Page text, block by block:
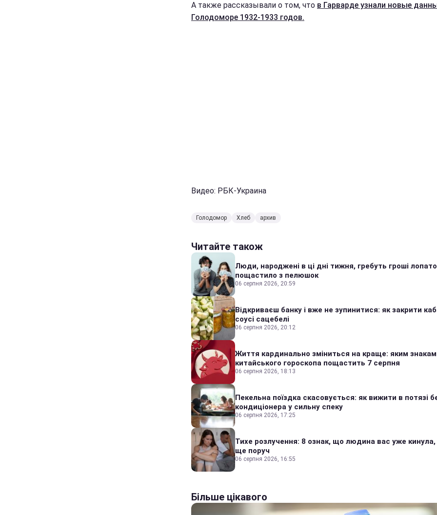
А также рассказывали о том, что в Гарварде узнали новые
Голодоморе 1932-1933 годов.
Видео: РБК-Украина
Голодомор Хлеб архив
Читайте також
Люди, народжені в ці дні тижня, гребуть гроші
пощастило з пелюшок
06 серпня 2026, 20:59
Відкриваєш банку і вже не зупинитися: як закрити
соусі сацебелі
06 серпня 2026, 20:12
Життя кардинально зміниться на краще: яким знакам
китайського гороскопа пощастить 7 серпня
06 серпня 2026, 18:13
Пекельна поїздка скасовується: як вижити в потязі
кондиціонера у сильну спеку
06 серпня 2026, 17:25
Тихе розлучення: 8 ознак, що людина вас уже кинула,
ще поруч
06 серпня 2026, 16:55
Більше цікавого